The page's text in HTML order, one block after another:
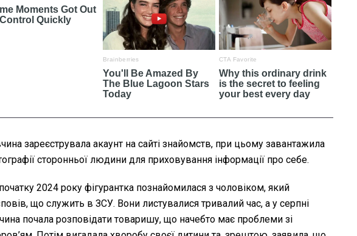
зареєструвала акаунт на сайті знайомств, при цьому завантажила
сторонньої людини для приховування інформації про себе.
2024 року фігурантка познайомилася з чоловіком, який
що служить в ЗСУ. Вони листувалися тривалий час, а у серпні
почала розповідати товаришу, що начебто має проблеми зі